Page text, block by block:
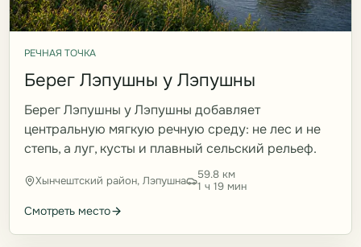
РЕЧНАЯ ТОЧКА
Берег Лэпушны у Лэпушны
Берег Лэпушны у Лэпушны добавляет
центральную мягкую речную среду: не лес и не
степь, а луг, кусты и плавный сельский рельеф.
Хынчештский район, Лэпушна
59.8 км
1 ч 19 мин
Смотреть место